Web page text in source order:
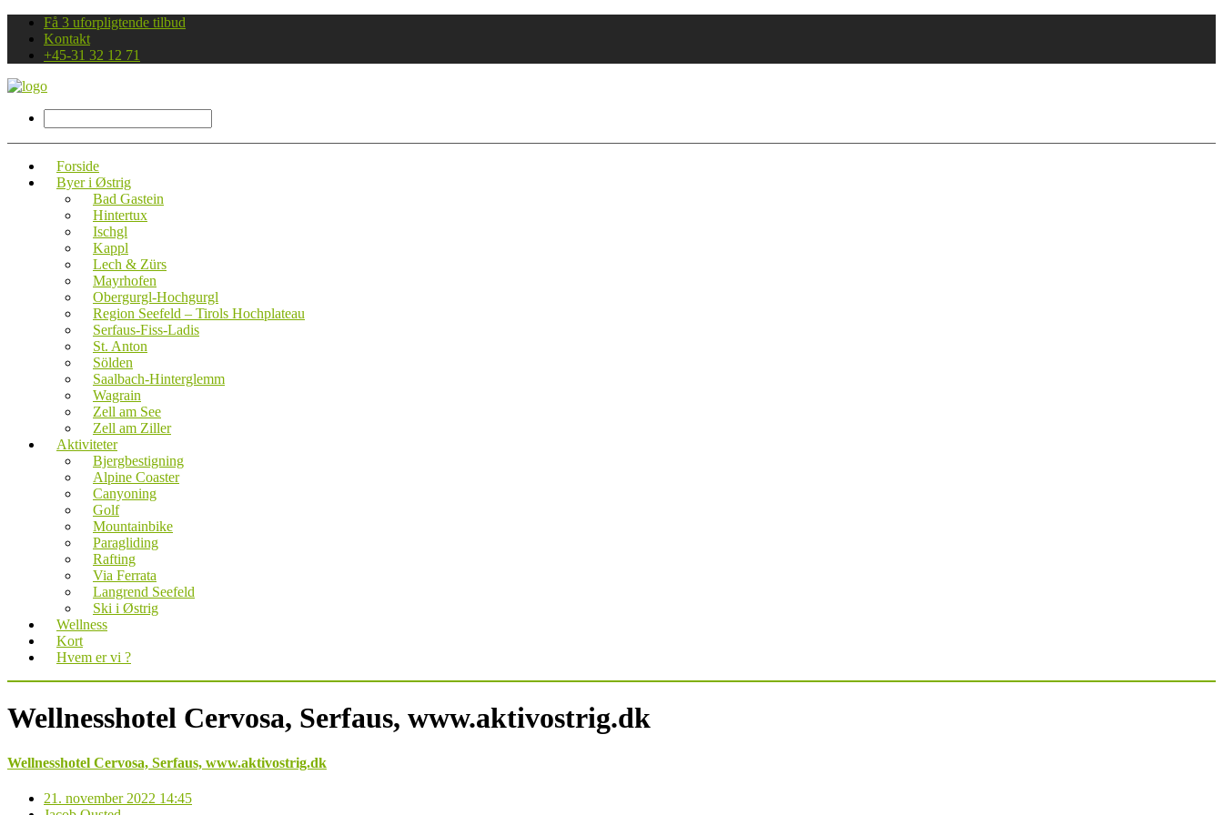
Få 3 uforpligtende tilbud
Kontakt
+45-31 32 12 71
Forside
Byer i Østrig
Bad Gastein
Hintertux
Ischgl
Kappl
Lech & Zürs
Mayrhofen
Obergurgl-Hochgurgl
Region Seefeld – Tirols Hochplateau
Serfaus-Fiss-Ladis
St. Anton
Sölden
Saalbach-Hinterglemm
Wagrain
Zell am See
Zell am Ziller
Aktiviteter
Bjergbestigning
Alpine Coaster
Canyoning
Golf
Mountainbike
Paragliding
Rafting
Via Ferrata
Langrend Seefeld
Ski i Østrig
Wellness
Kort
Hvem er vi ?
Wellnesshotel Cervosa, Serfaus, www.aktivostrig.dk
Wellnesshotel Cervosa, Serfaus, www.aktivostrig.dk
21. november 2022 14:45